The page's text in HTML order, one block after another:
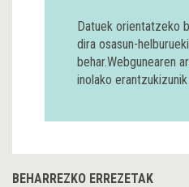
Datuek orientatzeko
dira osasun-
behar.Webgunearen
inolako erantzukizunik
BEHARREZKO ERREZETAK